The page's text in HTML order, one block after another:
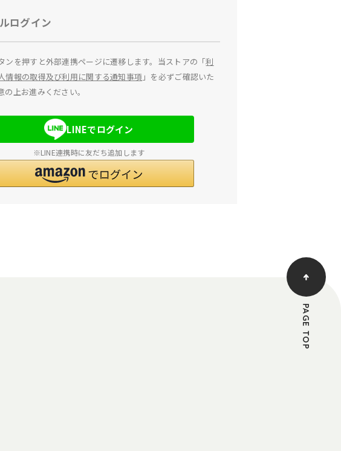
ログイン
ンを押すと外部連携ページに遷移します。当ストアの「利
情報の取得及び利用に関する通知事項 」を必ずご確認いた
の上お進みください。
LINEでログイン
※LINE連携時に友だち追加します
PAGE TOP